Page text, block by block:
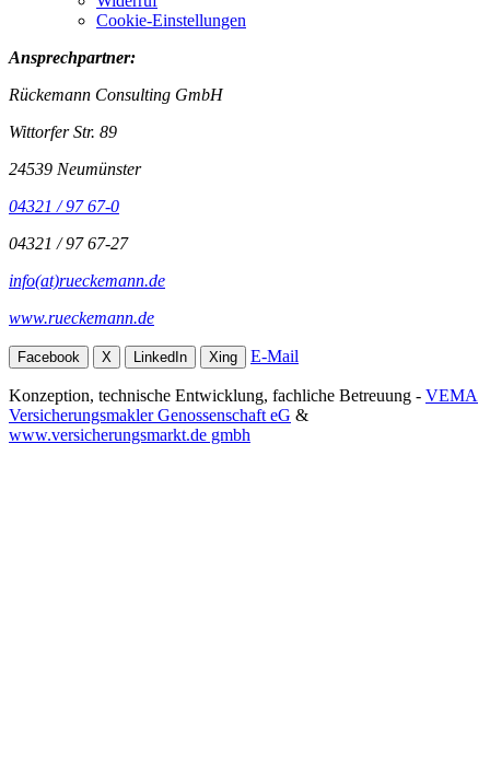
Cookie-Einstellungen
Ansprechpartner:
Rückemann Consulting GmbH
Wittorfer Str. 89
24539 Neumünster
04321 / 97 67-0
04321 / 97 67-27
info(at)rueckemann.de
www.rueckemann.de
Facebook X LinkedIn Xing E-Mail
Konzeption, technische Entwicklung, fachliche Betreuung - VEMA
Versicherungsmakler Genossenschaft eG &
www.versicherungsmarkt.de gmbh